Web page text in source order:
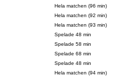
Hela matchen (96 min)
Hela matchen (92 min)
Hela matchen (93 min)
Spelade 48 min
Spelade 58 min
Spelade 68 min
Spelade 48 min
Hela matchen (94 min)